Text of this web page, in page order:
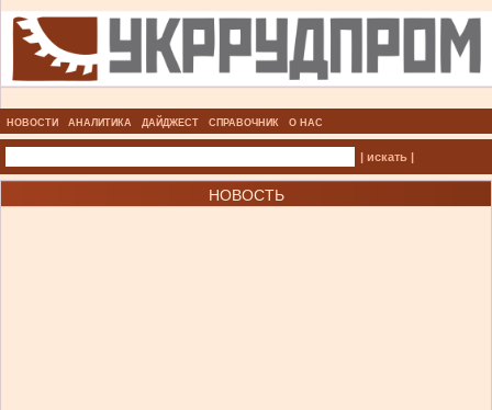
НОВОСТИ АНАЛИТИКА ДАЙДЖЕСТ СПРАВОЧНИК О НАС
| искать |
НОВОСТЬ